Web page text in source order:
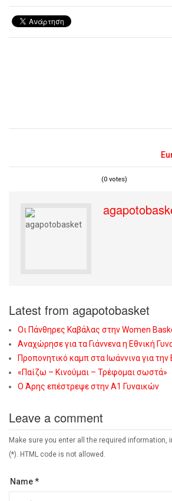
(0 votes)
Latest from agapotobasket
Οι Πάνθηρες Καβάλας στην Women
Αναχώρησε για τα Γιάννενα η Εθνική
Προπονητικό καμπ στα Ιωάννινα για την
«Παίζω – Κινούμαι – Τρέφομαι σωστά»
Ο Άρης επέστρεψε στην Α1 Γυναικών
Leave a comment
Make sure you enter all the required information,
(*). HTML code is not allowed.
Name *